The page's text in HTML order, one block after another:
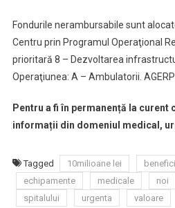
Fondurile nerambursabile sunt
Centru prin Programul Operaţional
prioritară 8 – Dezvoltarea
Operaţiunea: A – Ambulatorii.
Pentru a fi în permanență la curent
informații din domeniul medical,
Tagged 10milioane lei
echipamente
medicale noi
spitalului
urgenta valoare